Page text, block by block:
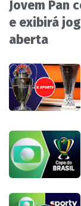
Jovem Pan
e exibirá
aberta